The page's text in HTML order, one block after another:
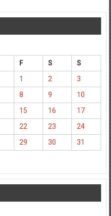
F S
S
1
2
3
8 9
10
15 16
17
22 23
24
29 30 31